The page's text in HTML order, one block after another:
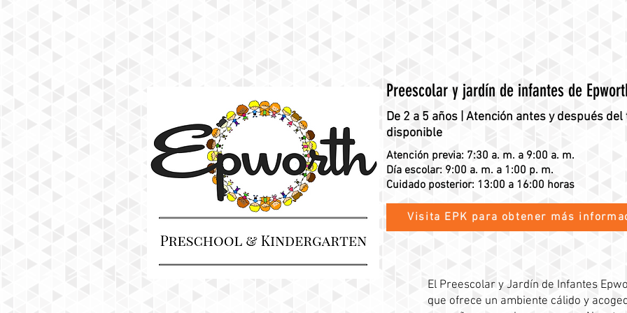
De 2 a 5 años | Atención antes y después
disponible
Atención previa: 7:30 a. m. a 9:00 a. m.
Día escolar: 9:00 a. m. a 1:00 p. m.
Cuidado posterior: 13:00 a 16:00 horas
Preescolar y jardín de infantes de
Visita EPK para obtener más
El Preescolar y Jardín de Infantes
que ofrece un ambiente cálido y